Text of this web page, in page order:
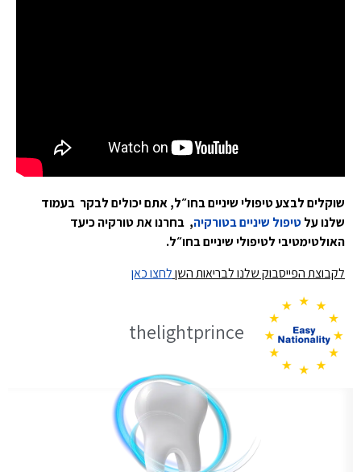
שוקלים לבצע טיפולי שיניים בחו״ל, אתם יכולים לבקר בעמוד
שלנו עלטיפול שיניים בטורקיה, בחרנו את טורקיה כיעד
האולטימטיבי לטיפולי שיניים בחו״ל.
לקבוצת הפייסבוק שלנו לבריאות השןלחצו כאן
thelightprince